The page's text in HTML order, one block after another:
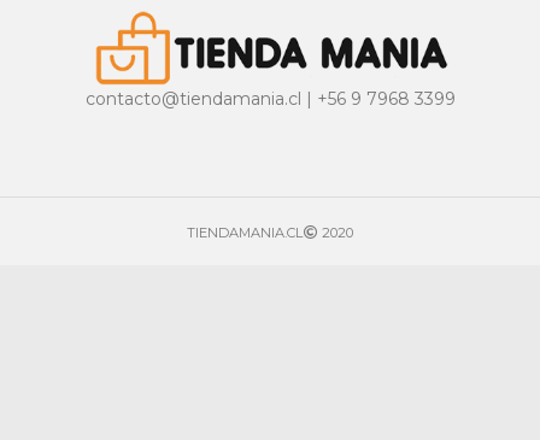
contacto@tiendamania.cl | +56 9 7968 3399
TIENDAMANIA.CL 2020